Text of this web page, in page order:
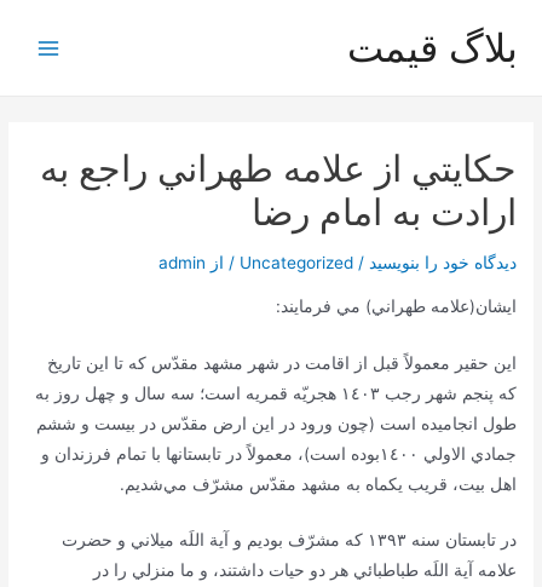
محتوا
بلاگ قیمت
حكايتي از علامه طهراني راجع به
ارادت به امام رضا
دیدگاه‌ خود را بنویسید /
Uncategorized / از admin
ايشان(علامه طهراني) مي فرمايند:
اين حقير معمولاً قبل از اقامت در شهر مشهد مقدّس كه تا اين تاريخ
كه پنجم شهر رجب ١٤٠٣ هجريّه قمريه است؛ سه سال و چهل روز به
طول انجاميده است (چون ورود در اين ارض مقدّس در بيست و ششم
جمادي الاولي ١٤٠٠بوده است)، معمولاً در تابستانها با تمام فرزندان و
اهل بيت، قريب يكماه به مشهد مقدّس مشرّف مي‌شديم.
در تابستان سنه ١٣٩٣ كه مشرّف بوديم و آية اللَه ميلاني و حضرت
علامه آية اللَه طباطبائي هر دو حيات داشتند، و ما منزلي را در